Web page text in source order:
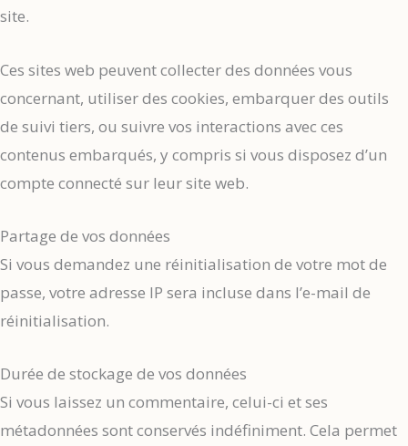
site.
Ces sites web peuvent collecter des données vous
concernant, utiliser des cookies, embarquer des outils
de suivi tiers, ou suivre vos interactions avec ces
contenus embarqués, y compris si vous disposez d’un
compte connecté sur leur site web.
Partage de vos données
Si vous demandez une réinitialisation de votre mot de
passe, votre adresse IP sera incluse dans l’e-mail de
réinitialisation.
Durée de stockage de vos données
Si vous laissez un commentaire, celui-ci et ses
métadonnées sont conservés indéfiniment. Cela permet